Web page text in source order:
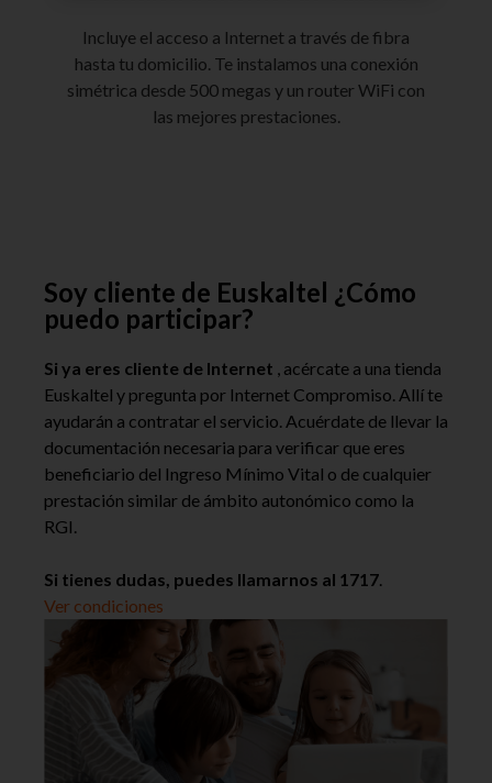
Incluye el acceso a Internet a través de fibra
hasta tu domicilio. Te instalamos una conexión
simétrica desde 500 megas y un router WiFi con
las mejores prestaciones.
Soy cliente de Euskaltel ¿Cómo
puedo participar?
Si ya eres cliente de Internet , acércate a una tienda
Euskaltel y pregunta por Internet Compromiso. Allí te
ayudarán a contratar el servicio. Acuérdate de llevar la
documentación necesaria para verificar que eres
beneficiario del Ingreso Mínimo Vital o de cualquier
prestación similar de ámbito autonómico como la
RGI.
Si tienes dudas, puedes llamarnos al 1717
Ver condiciones